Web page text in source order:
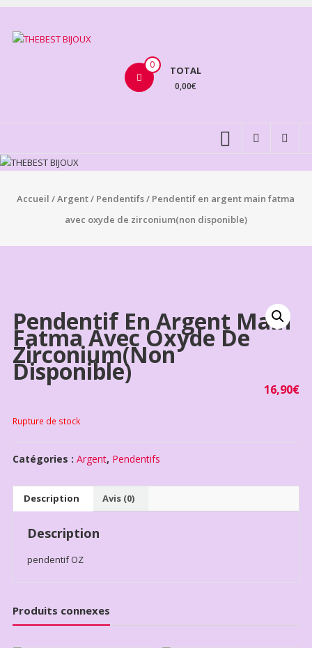
Aller
contenu
BIJOUX
0 TOTAL
0,00€
Accueil /Argent/ Pendentifs/ Pendentif en argent main fatma
avec oxyde de zirconium(non disponible)
Pendentif En Argent Main
Fatma Avec Oxyde De
Zirconium(non
Disponible)
16,90€
Rupture de stock
Catégories : Argent, Pendentifs
Description Avis (0)
Description
pendentif OZ
Produits connexes